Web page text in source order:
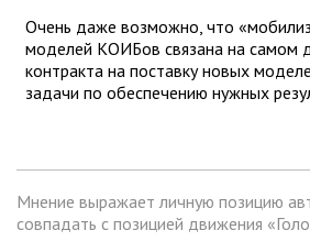
Очень даже возможно, что
моделей КОИБов связана на самом
контракта на поставку новых
задачи по обеспечению нужных
Мнение выражает личную позицию
совпадать с позицией движения